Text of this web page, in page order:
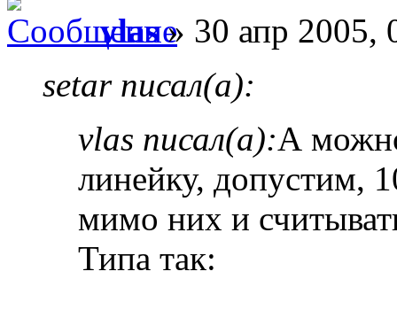
vlas» 30 апр 2005,
setar писал(а):
vlas писал(а):А
линейку, допустим,
мимо них и
Типа так: